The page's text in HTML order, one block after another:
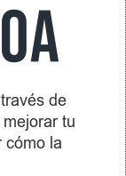
de
tu
cómo la